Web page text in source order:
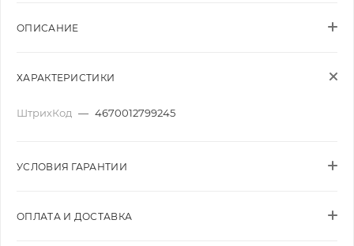
ОПИСАНИЕ
ХАРАКТЕРИСТИКИ
ШтрихКод — 4670012799245
УСЛОВИЯ ГАРАНТИИ
ОПЛАТА И ДОСТАВКА